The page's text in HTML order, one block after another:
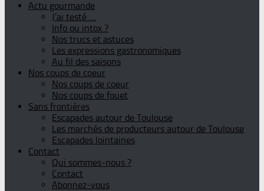
Actu gourmande
J’ai testé …
Info ou intox ?
Nos trucs et astuces
Les expressions gastronomiques
Au fil des saisons
Nos coups de coeur
Nos coups de coeur
Nos coups de fouet
Sans frontières
Escapades autour de Toulouse
Les marchés de producteurs autour de Toulouse
Escapades lointaines
Contact
Qui sommes-nous ?
Contact
Abonnez-vous